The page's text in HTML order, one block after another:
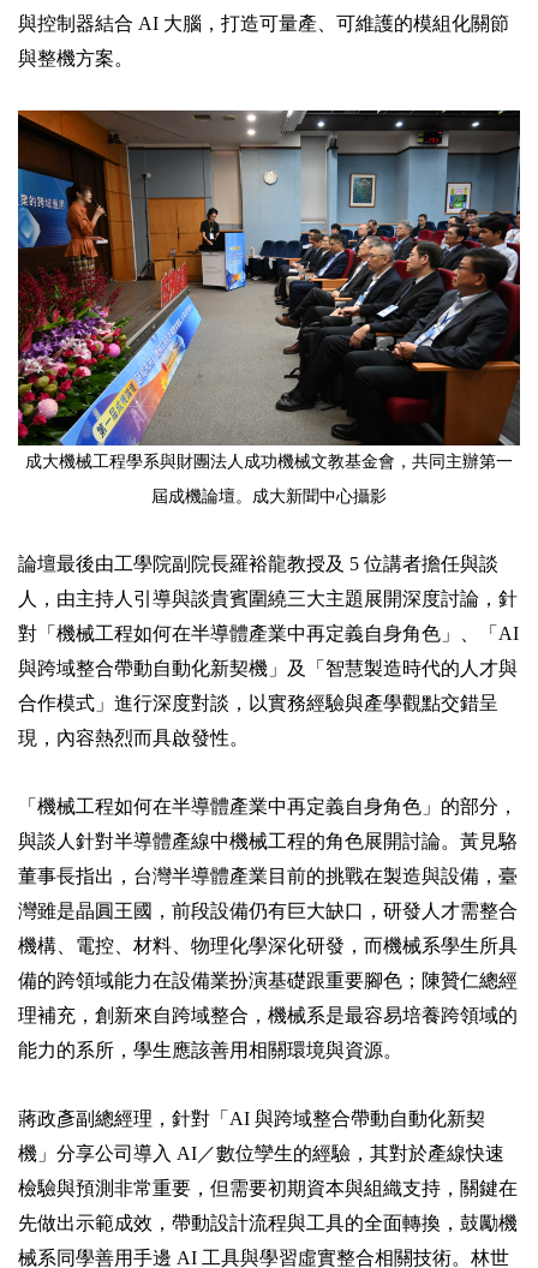
與控制器結合 AI 大腦，打造可量產、可維護的模組化關節
與整機方案。
成大機械工程學系與財團法人成功機械文教基金會，共同主辦第一
屆成機論壇。成大新聞中心攝影
論壇最後由工學院副院長羅裕龍教授及 5 位講者擔任與談
人，由主持人引導與談貴賓圍繞三大主題展開深度討論，針
對「機械工程如何在半導體產業中再定義自身角色」、「AI
與跨域整合帶動自動化新契機」及「智慧製造時代的人才與
合作模式」進行深度對談，以實務經驗與產學觀點交錯呈
現，內容熱烈而具啟發性。
「機械工程如何在半導體產業中再定義自身角色」的部分，
與談人針對半導體產線中機械工程的角色展開討論。黃見駱
董事長指出，台灣半導體產業目前的挑戰在製造與設備，臺
灣雖是晶圓王國，前段設備仍有巨大缺口，研發人才需整合
機構、電控、材料、物理化學深化研發，而機械系學生所具
備的跨領域能力在設備業扮演基礎跟重要腳色；陳贊仁總經
理補充，創新來自跨域整合，機械系是最容易培養跨領域的
能力的系所，學生應該善用相關環境與資源。
蔣政彥副總經理，針對「AI 與跨域整合帶動自動化新契
機」分享公司導入 AI／數位孿生的經驗，其對於產線快速
檢驗與預測非常重要，但需要初期資本與組織支持，關鍵在
先做出示範成效，帶動設計流程與工具的全面轉換，鼓勵機
械系同學善用手邊 AI 工具與學習虛實整合相關技術。林世